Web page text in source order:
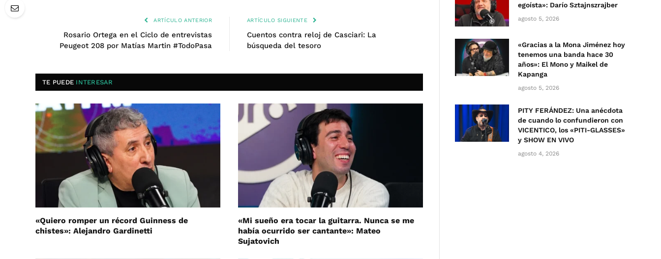
ARTÍCULO ANTERIOR
Rosario Ortega en el Ciclo de entrevistas
Peugeot 208 por Matías Martin #TodoPasa
ARTÍCULO SIGUIENTE
Cuentos contra reloj de Casciari: La
búsqueda del tesoro
TE PUEDE INTERESAR
«Quiero romper un récord Guinness de
chistes»: Alejandro Gardinetti
«Mi sueño era tocar la guitarra. Nunca se me
había ocurrido ser cantante»: Mateo
Sujatovich
egoísta»: Darío Sztajnszrajber
agosto 5, 2026
«Gracias a la Mona Jiménez hoy
tenemos una banda hace 30
años»: El Mono y Maikel de
Kapanga
agosto 5, 2026
PITY FERÁNDEZ: Una anécdota
de cuando lo confundieron con
VICENTICO, los «PITI-GLASSES»
y SHOW EN VIVO
agosto 4, 2026